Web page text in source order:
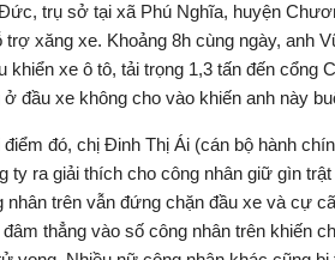
trụ sở tại xã Phú Nghĩa, huyện
trợ xăng xe. Khoảng 8h cùng ngày, anh
khiển xe ô tô, tải trọng 1,3 tấn đến
đầu xe không cho vào khiến anh này
đó, chị Đinh Thị Ái (cán bộ hành
ty ra giải thích cho công nhân giữ gìn
nhân trên vẫn đứng chặn đầu xe và cự
thẳng vào số công nhân trên khiến